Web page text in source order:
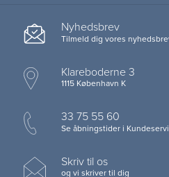
Nyhedsbrev
Tilmeld dig vores
Klareboderne 3
1115 København K
33 75 55 60
Se åbningstider i
Skriv til os
og vi skriver til dig